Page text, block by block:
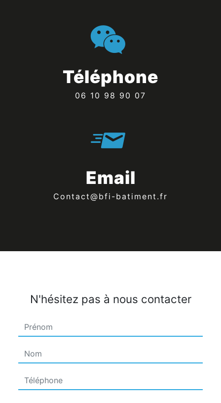
Téléphone
06 10 98 90 07
Email
contact@bfi-batiment.fr
N'hésitez pas à nous contacter